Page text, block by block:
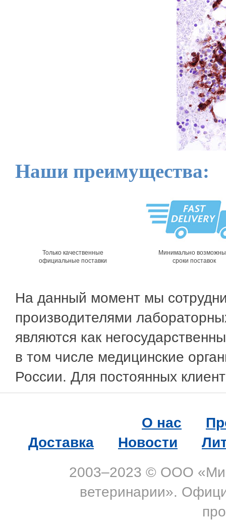
Наши преимущества:
Только качественные
официальные поставки
Минимально
сроки поставок
На данный момент мы
производителями
являются как
в том числе медицинские
России. Для постоянных
О нас
Доставка
Новости
2003–2023 © ООО
ветеринарии».